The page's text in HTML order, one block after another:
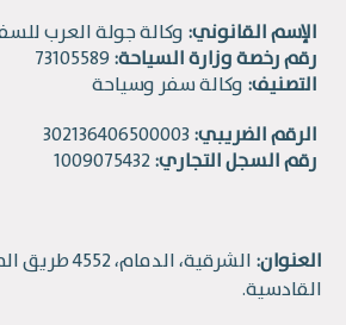
الإسم القانوني:وكالة جولة العرب
رقم رخصة وزارة السياحة:
التصنيف: وكالة سفر وسياحة
الرقم الضريبي:
رقم السجل التجاري:
العنوان:
الشرقية،
القادسية.